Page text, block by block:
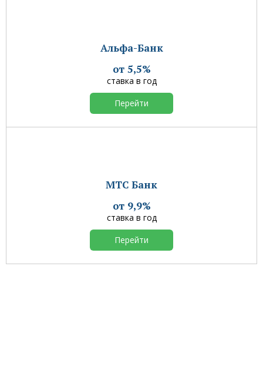
Альфа-Банк
от 5,5%
ставка в год
Перейти
МТС Банк
от 9,9%
ставка в год
Перейти